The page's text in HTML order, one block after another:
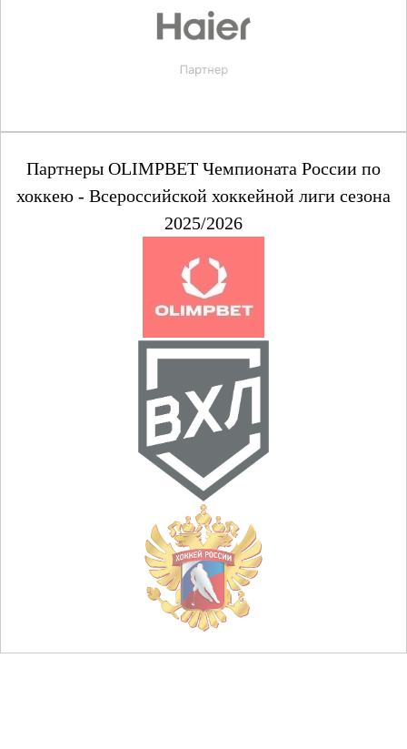
Партнеры OLIMPBET Чемпионата России по
хоккею - Всероссийской хоккейной лиги сезона
2025/2026